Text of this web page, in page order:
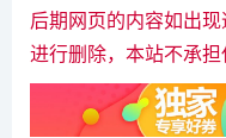
后期网页的内容如出
进行删除，本站不承担